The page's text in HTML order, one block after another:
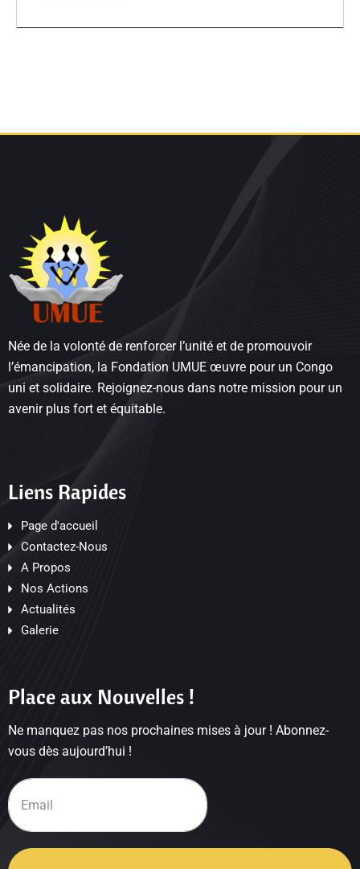
Née de la volonté de renforcer l’unité et de promouvoir
l’émancipation, la Fondation UMUE œuvre pour un Congo
uni et solidaire. Rejoignez-nous dans notre mission pour un
avenir plus fort et équitable.
Liens Rapides
Page d'accueil
Contactez-Nous
A Propos
Nos Actions
Actualités
Galerie
Place aux Nouvelles !
Ne manquez pas nos prochaines mises à jour ! Abonnez-
vous dès aujourd’hui !